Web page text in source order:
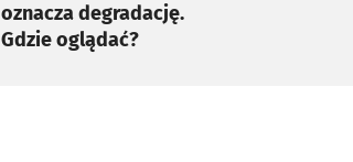
oznacza degradację.
Gdzie oglądać?